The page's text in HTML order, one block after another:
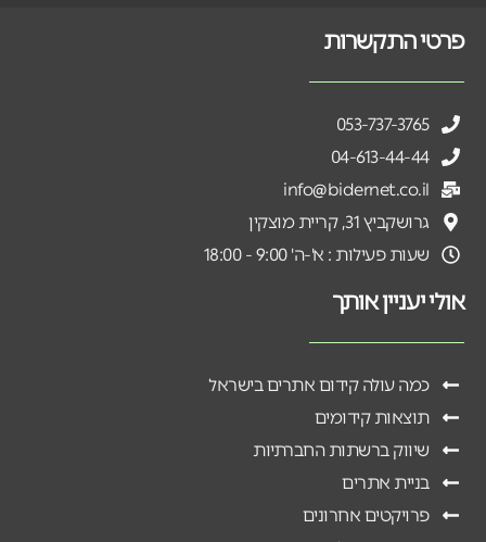
פרטי התקשרות
053-737-3765
04-613-44-44
info@bidernet.co.il
גרושקביץ 31, קריית מוצקין
שעות פעילות : א'-ה' 9:00 - 18:00
אולי יעניין אותך
כמה עולה קידום אתרים בישראל
תוצאות קידומים
שיווק ברשתות החברתיות
בניית אתרים
פרויקטים אחרונים